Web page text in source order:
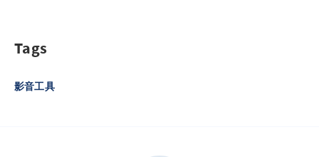
Tags
影音工具